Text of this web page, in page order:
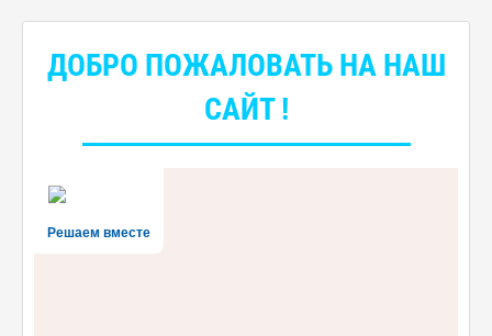
ДОБРО ПОЖАЛОВАТЬ НА НАШ
САЙТ !
Решаем вместе